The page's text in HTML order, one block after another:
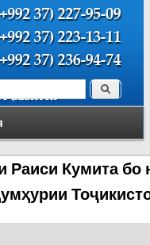
поиска Поиск
Кумита бо